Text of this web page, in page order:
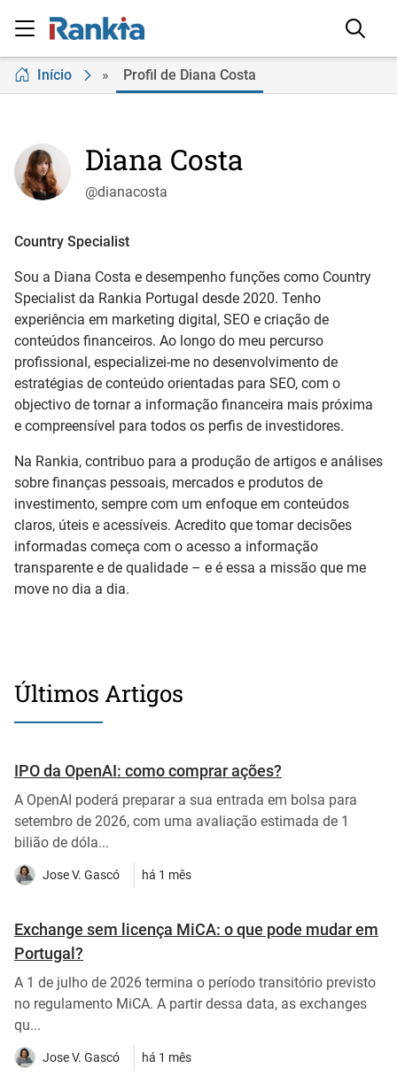
Início » Profil de Diana Costa
Diana Costa
@dianacosta
Country Specialist
Sou a Diana Costa e desempenho funções como Country
Specialist da Rankia Portugal desde 2020. Tenho
experiência em marketing digital, SEO e criação de
conteúdos financeiros. Ao longo do meu percurso
profissional, especializei-me no desenvolvimento de
estratégias de conteúdo orientadas para SEO, com o
objectivo de tornar a informação financeira mais próxima
e compreensível para todos os perfis de investidores.
Na Rankia, contribuo para a produção de artigos e análises
sobre finanças pessoais, mercados e produtos de
investimento, sempre com um enfoque em conteúdos
claros, úteis e acessíveis. Acredito que tomar decisões
informadas começa com o acesso a informação
transparente e de qualidade – e é essa a missão que me
move no dia a dia.
Últimos Artigos
IPO da OpenAI: como comprar ações?
A OpenAI poderá preparar a sua entrada em bolsa para
setembro de 2026, com uma avaliação estimada de 1
bilião de dóla...
Jose V. Gascó há 1 mês
Exchange sem licença MiCA: o que pode mudar em
Portugal?
A 1 de julho de 2026 termina o período transitório previsto
no regulamento MiCA. A partir dessa data, as exchanges
qu...
Jose V. Gascó há 1 mês